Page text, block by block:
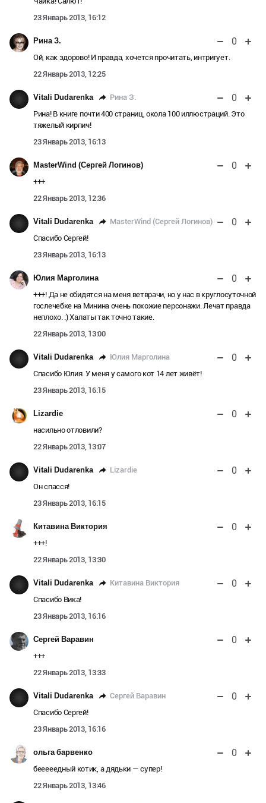
23 Январь 2013, 16:12
Рина З. 0
Ой, как здорово! И правда, хочется прочитать, интригует.
22 Январь 2013, 12:25
Vitali Dudarenka Рина З. 0
Рина! В книге почти 400 страниц, окола 100 иллюстраций. Это
тяжелый кирпич!
23 Январь 2013, 16:13
MasterWind (Сергей Логинов) 0
+++
22 Январь 2013, 12:36
Vitali Dudarenka MasterWind (Сергей Логинов) 0
Спасибо Сергей!
23 Январь 2013, 16:13
Юлия Марголина 0
+++! Да не обидятся на меня ветврачи, но у нас в круглосуточной
гослечебке на Минина очень похожие персонажи. Лечат правда
неплохо. :) Халаты так точно такие.
22 Январь 2013, 13:00
Vitali Dudarenka Юлия Марголина 0
Спасибо Юлия. У меня у самого кот 14 лет живёт!
23 Январь 2013, 16:15
Lizardie 0
насильно отловили?
22 Январь 2013, 13:07
Vitali Dudarenka Lizardie 0
Он спасся!
23 Январь 2013, 16:15
Китавина Виктория 0
+++!
22 Январь 2013, 13:30
Vitali Dudarenka Китавина Виктория 0
Спасибо Вика!
23 Январь 2013, 16:16
Сергей Варавин 0
+++
22 Январь 2013, 13:33
Vitali Dudarenka Сергей Варавин 0
Спасибо Сергей!
23 Январь 2013, 16:16
ольга барвенко 0
бееееедный котик, а дядьки — супер!
22 Январь 2013, 13:46